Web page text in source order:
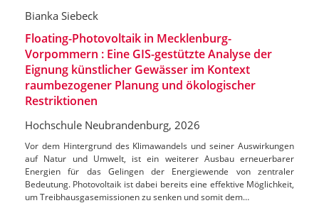
Bianka Siebeck
Floating-Photovoltaik in Mecklenburg-
Vorpommern : Eine GIS-gestützte Analyse der
Eignung künstlicher Gewässer im Kontext
raumbezogener Planung und ökologischer
Restriktionen
Hochschule Neubrandenburg, 2026
Vor dem Hintergrund des Klimawandels und seiner Auswirkungen
auf Natur und Umwelt, ist ein weiterer Ausbau erneuerbarer
Energien für das Gelingen der Energiewende von zentraler
Bedeutung. Photovoltaik ist dabei bereits eine effektive Möglichkeit,
um Treibhausgasemissionen zu senken und somit dem…